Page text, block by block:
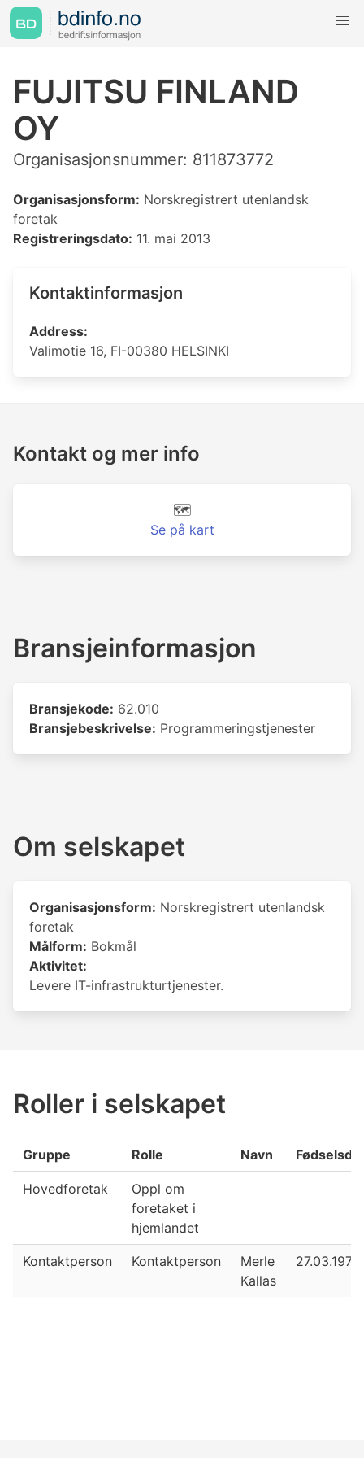
FUJITSU FINLAND
OY
Organisasjonsnummer: 811873772
Organisasjonsform: Norskregistrert utenlandsk
foretak
Registreringsdato: 11. mai 2013
Kontaktinformasjon
Address:
Valimotie 16, FI-00380 HELSINKI
Kontakt og mer info
🗺️
Se på kart
Bransjeinformasjon
Bransjekode: 62.010
Bransjebeskrivelse: Programmeringstjenester
Om selskapet
Organisasjonsform: Norskregistrert utenlandsk
foretak
Målform: Bokmål
Aktivitet:
Levere IT-infrastrukturtjenester.
Roller i selskapet
Gruppe Rolle Navn
Hovedforetak
Oppl om
foretaket i
hjemlandet
Kontaktperson Kontaktperson
Merle
Kallas
27.03.1978